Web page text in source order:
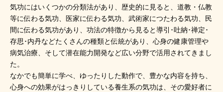
気功にはいくつかの分類法があり、歴史的に見ると、道教・仏教
等に伝わる気功、医家に伝わる気功、武術家につたわる気功、民
間に伝わる気功があり、功法の特徴から見ると導引･吐納･禅定･
存思･内丹などたくさんの種類と伝統があり、心身の健康管理や
病気治療、そして潜在能力開発など広い分野で活用されてきまし
た。
なかでも簡単に学べ、ゆったりした動作で、豊かな内容を持ち、
心身への効果がはっきりしている養生系の気功は、その愛好者に